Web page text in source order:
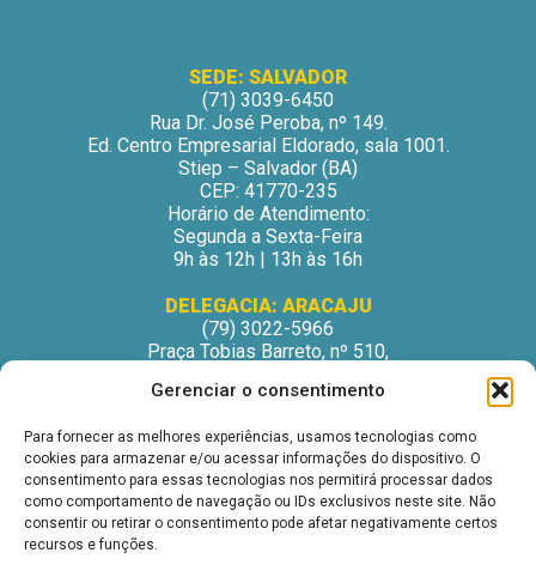
Gerenciar o consentimento
Para fornecer as melhores experiências, usamos tecnologias como
cookies para armazenar e/ou acessar informações do dispositivo. O
consentimento para essas tecnologias nos permitirá processar dados
como comportamento de navegação ou IDs exclusivos neste site. Não
consentir ou retirar o consentimento pode afetar negativamente certos
recursos e funções.
SEDE: SALVADOR
(71) 3039-6450
Rua Dr. José Peroba, nº 149.
Ed. Centro Empresarial Eldorado, sala 1001.
Stiep – Salvador (BA)
CEP: 41770-235
Horário de Atendimento:
Segunda a Sexta-Feira
9h às 12h | 13h às 16h
DELEGACIA: ARACAJU
(79) 3022-5966
Praça Tobias Barreto, nº 510,
São José – Aracaju/SE
Horário de Atendimento:
Segunda a Sexta-Feira
9h às 12h | 13h às 16h
DELEGACIA: ITABUNA